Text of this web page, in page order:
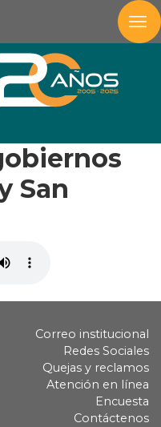
San
Correo institucional
Redes Sociales
Quejas y reclamos
Atención en línea
Encuesta
Contáctenos